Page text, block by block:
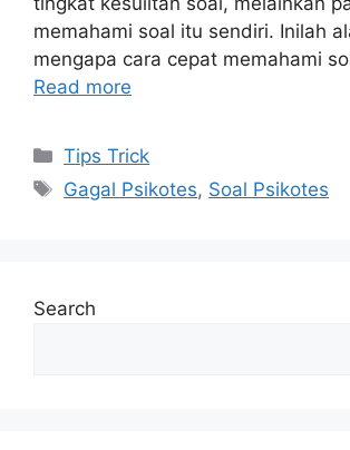
memahami soal itu sendiri. Inilah
mengapa cara cepat memahami
Read more
Categories
Tips Trick
Tags
Gagal Psikotes, Soal Psikotes
Search